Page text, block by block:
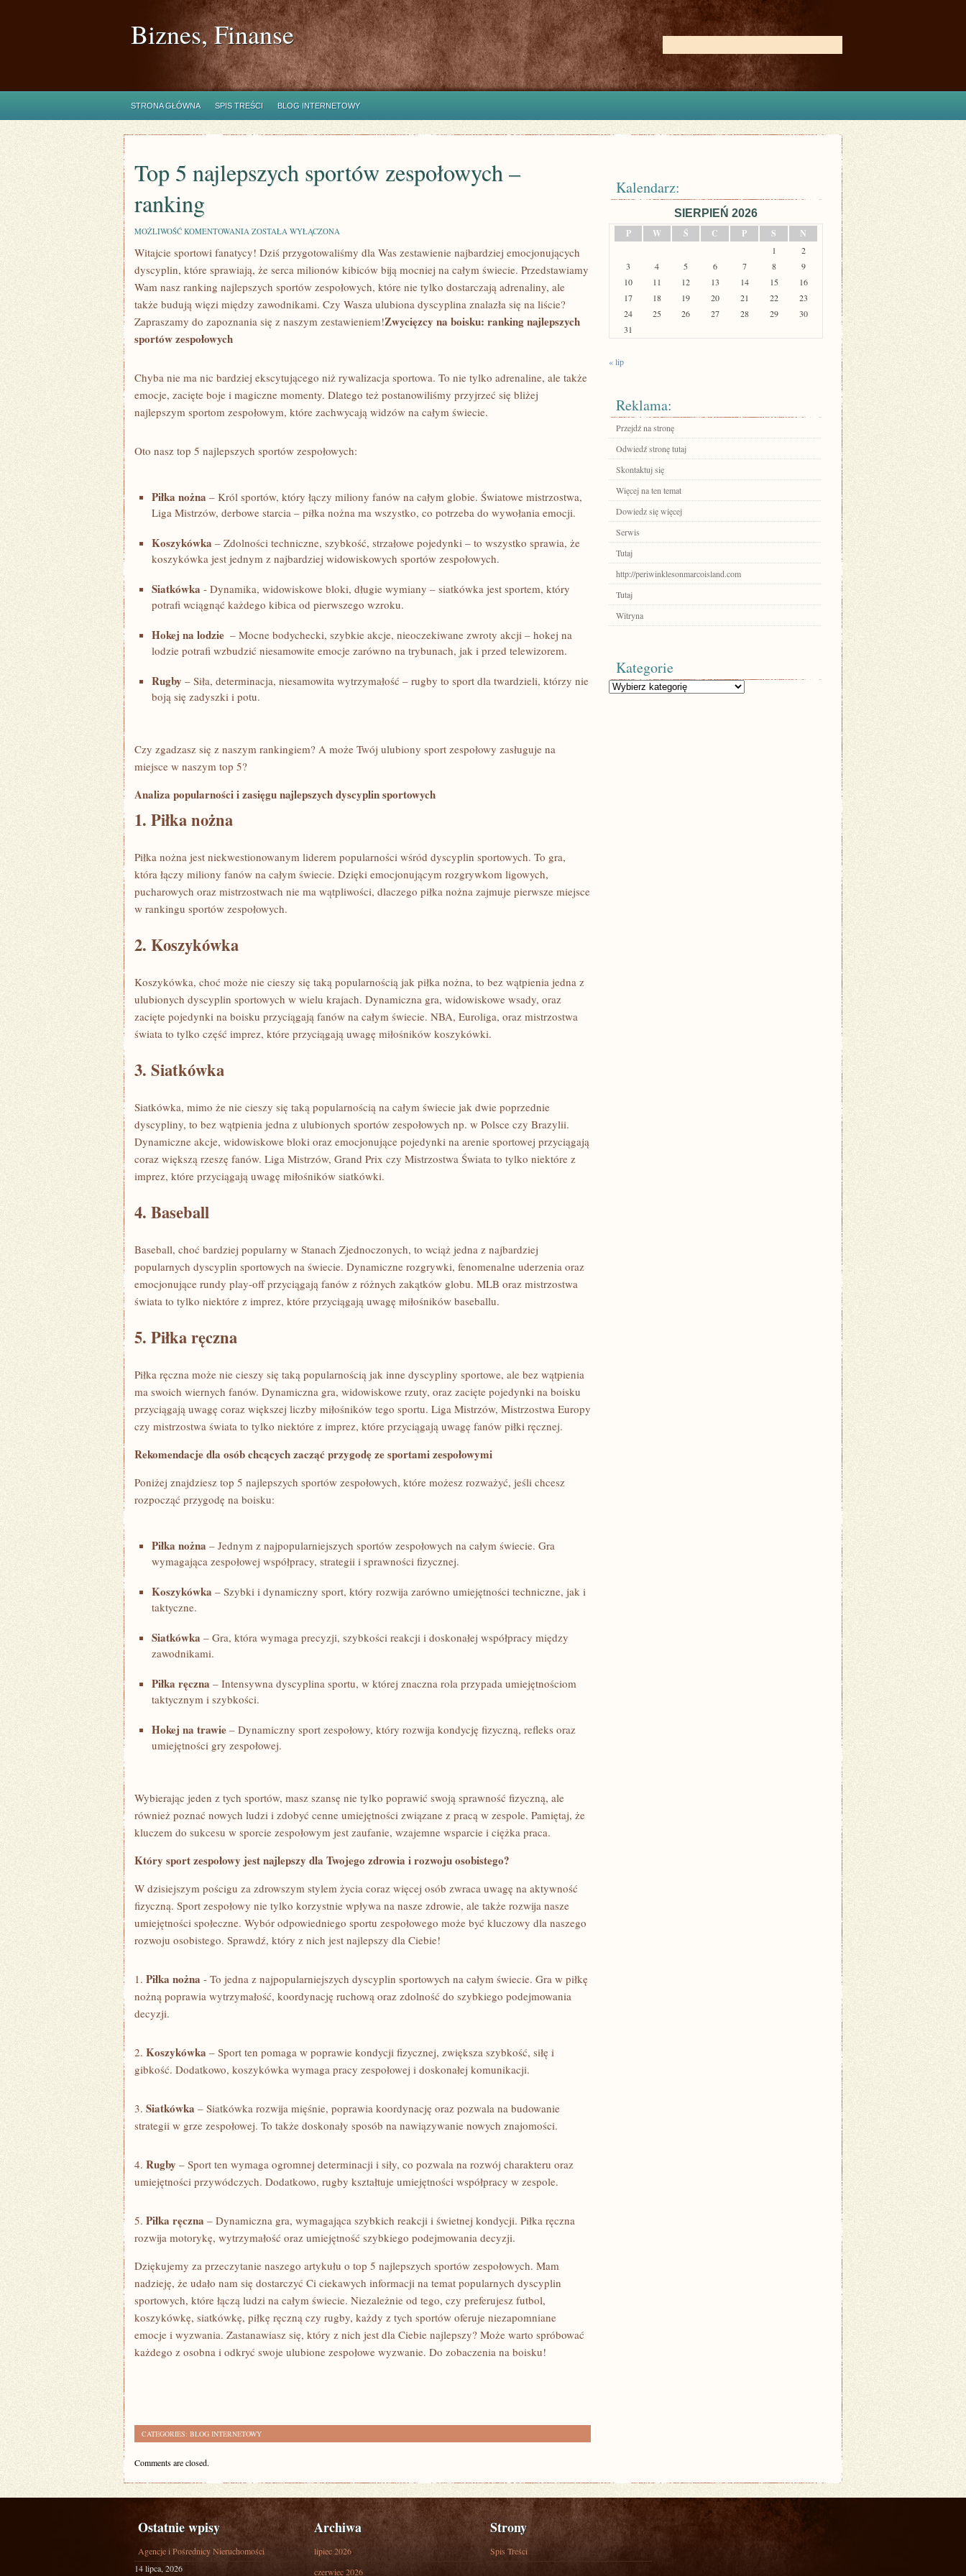
Biznes, Finanse
STRONA GŁÓWNA SPIS TREŚCI BLOG INTERNETOWY
Top 5 najlepszych sportów zespołowych –
ranking
MOŻLIWOŚĆ KOMENTOWANIA TOP
NAJLEPSZYCH
ZESPOŁOWYCH
–
RANKING
ZOSTAŁA WYŁĄCZONA
Witajcie sportowi fanatycy! Dziś przygotowaliśmy dla Was zestawienie ⁢najbardziej⁢ emocjonujących
dyscyplin, które sprawiają, że serca milionów kibiców biją mocniej na całym ​świecie. Przedstawiamy
Wam nasz ranking najlepszych sportów zespołowych, które nie tylko​ dostarczają⁣ adrenaliny, ale
także budują więzi między zawodnikami. Czy Wasza ​ulubiona dyscyplina ‌znalazła‍ się⁣ na liście?
⁣Zapraszamy do zapoznania się z naszym zestawieniem!Zwycięzcy na boisku: ranking najlepszych
sportów ⁣zespołowych
Chyba nie ma nic bardziej ekscytującego niż rywalizacja sportowa. To ⁣nie tylko adrenaline,⁢ ale także
emocje,‍ zacięte boje i magiczne momenty. Dlatego też⁢ postanowiliśmy przyjrzeć‍ się bliżej
najlepszym sportom ⁣zespołowym, które zachwycają widzów na całym⁢ świecie.
Oto nasz top 5 najlepszych sportów zespołowych:
Piłka nożna – Król sportów, który łączy miliony fanów na całym globie. Światowe mistrzostwa,
Liga Mistrzów, derbowe starcia – piłka nożna‍ ma wszystko, co potrzeba do wywołania emocji.
Koszykówka – ⁣Zdolności techniczne, ⁤szybkość,‌ strzałowe pojedynki – to wszystko⁢ sprawia,⁢ że
koszykówka jest jednym z najbardziej widowiskowych sportów zespołowych.
Siatkówka -​ Dynamika, widowiskowe bloki, ⁣długie wymiany – siatkówka ⁢jest sportem, ​który
potrafi wciągnąć każdego kibica od pierwszego wzroku.
Hokej na lodzie ⁣ – Mocne bodychecki, szybkie akcje, nieoczekiwane zwroty‌ akcji – ‍hokej na
‍lodzie potrafi wzbudzić niesamowite emocje zarówno na trybunach, jak i‌ przed telewizorem.
Rugby – Siła, determinacja, niesamowita wytrzymałość – rugby to sport dla twardzieli, którzy ​nie
boją się ‌zadyszki i⁢ potu.
Czy⁢ zgadzasz się z naszym rankingiem? A ​może Twój ulubiony‍ sport⁤ zespołowy⁢ zasługuje na⁤
miejsce w naszym top ‍5?
Analiza popularności i zasięgu najlepszych dyscyplin sportowych
1. Piłka nożna
Piłka nożna jest niekwestionowanym ‍liderem ​popularności wśród dyscyplin sportowych. To gra,
która łączy miliony fanów na ⁢całym⁤ świecie. Dzięki emocjonującym rozgrywkom ligowych,​
pucharowych oraz mistrzostwach nie⁢ ma⁤ wątpliwości, dlaczego ⁢piłka nożna zajmuje pierwsze⁣ miejsce
w rankingu sportów ⁤zespołowych.
2. Koszykówka
Koszykówka, choć może nie cieszy się taką popularnością ​jak piłka nożna, to bez wątpienia jedna z
ulubionych ⁢dyscyplin sportowych ⁢w wielu krajach. Dynamiczna gra,⁤ widowiskowe wsady,​ oraz
zacięte pojedynki na boisku przyciągają⁢ fanów na całym świecie. NBA, Euroliga, oraz mistrzostwa
świata to tylko część​ imprez, ⁢które przyciągają uwagę ‌miłośników koszykówki.
3. ⁣Siatkówka
Siatkówka, mimo że nie cieszy ‍się‌ taką popularnością ⁢na całym świecie jak ⁣dwie poprzednie ​
dyscypliny, to bez wątpienia jedna z ulubionych sportów zespołowych np. w Polsce‌ czy Brazylii.
Dynamiczne akcje,⁤ widowiskowe bloki oraz emocjonujące pojedynki na arenie sportowej przyciągają
coraz większą rzeszę fanów. ‌Liga Mistrzów, Grand Prix czy Mistrzostwa Świata to tylko niektóre z
imprez, które przyciągają uwagę miłośników siatkówki.
4. Baseball
Baseball, ​choć bardziej popularny ​w Stanach Zjednoczonych, to wciąż jedna z ⁢najbardziej
popularnych ‍dyscyplin sportowych na ⁣świecie. Dynamiczne rozgrywki, fenomenalne⁢ uderzenia oraz
emocjonujące rundy play-off ​przyciągają fanów z różnych zakątków globu.⁢ MLB oraz ​mistrzostwa
świata to tylko​ niektóre z imprez, które przyciągają uwagę miłośników baseballu.
5. Piłka ręczna
Piłka ręczna może nie cieszy się taką popularnością jak inne dyscypliny sportowe, ale bez wątpienia
ma swoich wiernych⁤ fanów. Dynamiczna gra, widowiskowe rzuty, oraz zacięte pojedynki na ​boisku
przyciągają uwagę coraz większej ⁣liczby miłośników tego sportu.⁤ Liga Mistrzów, ⁣Mistrzostwa⁢ Europy
czy mistrzostwa świata to tylko niektóre z imprez, które przyciągają uwagę fanów piłki ręcznej.
Rekomendacje dla osób chcących zacząć przygodę ze sportami ‌zespołowymi
Poniżej znajdziesz top 5 najlepszych sportów zespołowych, które możesz rozważyć, jeśli chcesz
rozpocząć przygodę na boisku:
Piłka ⁤nożna – Jednym z najpopularniejszych ​sportów zespołowych na całym świecie. Gra‌
wymagająca​ zespołowej współpracy, strategii i​ sprawności fizycznej.
Koszykówka – Szybki i ⁢dynamiczny ‍sport, ⁢który rozwija zarówno umiejętności techniczne, jak i
taktyczne.
Siatkówka – Gra, która ⁣wymaga precyzji, szybkości reakcji i doskonałej współpracy między
zawodnikami.
Piłka ręczna – Intensywna dyscyplina sportu, w której znaczna rola przypada umiejętnościom
taktycznym i szybkości.
Hokej na trawie – Dynamiczny sport zespołowy, który rozwija kondycję fizyczną, ⁢refleks oraz
umiejętności gry ⁣zespołowej.
Wybierając jeden z tych sportów, masz szansę nie tylko poprawić swoją sprawność fizyczną, ale
⁣również ⁢poznać nowych ludzi i zdobyć cenne umiejętności ⁢związane z pracą w zespole. Pamiętaj, że ​
kluczem do sukcesu w sporcie zespołowym jest zaufanie, wzajemne wsparcie i ⁢ciężka praca.
Który sport zespołowy jest najlepszy dla Twojego zdrowia i rozwoju osobistego?
W dzisiejszym pościgu za zdrowszym stylem życia coraz ⁤więcej osób zwraca uwagę ‌na aktywność
fizyczną. Sport zespołowy ⁤nie tylko korzystnie wpływa‌ na nasze zdrowie, ale także rozwija nasze
umiejętności społeczne. Wybór odpowiedniego​ sportu zespołowego‍ może być kluczowy dla naszego
rozwoju osobistego. Sprawdź, który z ​nich jest najlepszy dla Ciebie!
1. Piłka nożna -⁤ To​ jedna z najpopularniejszych dyscyplin sportowych na całym świecie. Gra ⁣w piłkę
nożną poprawia wytrzymałość, koordynację ruchową oraz zdolność do szybkiego⁢ podejmowania
decyzji.
2. Koszykówka – Sport ‌ten pomaga w poprawie‌ kondycji fizycznej, zwiększa szybkość, siłę i
gibkość. Dodatkowo, koszykówka wymaga pracy zespołowej ‍i doskonałej komunikacji.
3. Siatkówka – Siatkówka rozwija ⁤mięśnie, poprawia koordynację oraz ⁣pozwala na budowanie
strategii⁤ w grze zespołowej. ‌To⁤ także⁢ doskonały ⁣sposób na nawiązywanie nowych znajomości.
4. Rugby – Sport ⁤ten⁣ wymaga ogromnej determinacji i siły, co pozwala na⁢ rozwój charakteru oraz
umiejętności przywódczych. Dodatkowo, ​rugby kształtuje umiejętności współpracy ⁣w zespole.
5. Piłka ręczna – Dynamiczna ​gra, wymagająca szybkich reakcji i świetnej kondycji. Piłka ręczna
rozwija‌ motorykę, ⁣wytrzymałość oraz⁣ umiejętność szybkiego ‍podejmowania decyzji.
Dziękujemy za przeczytanie⁤ naszego artykułu o ‌top 5 najlepszych⁢ sportów zespołowych.⁢ Mam
nadzieję, że udało nam⁤ się dostarczyć Ci ciekawych informacji na temat popularnych dyscyplin
‍sportowych, które łączą⁤ ludzi na całym ‍świecie. ⁤Niezależnie od tego, czy preferujesz futbol,
koszykówkę, siatkówkę, piłkę ‍ręczną ‌czy rugby, każdy z tych sportów oferuje niezapomniane
emocje ⁤i wyzwania. Zastanawiasz ‍się, który ‍z ​nich jest dla Ciebie najlepszy? Może warto spróbować
⁢każdego ‍z osobna ​i odkryć ⁢swoje ulubione zespołowe wyzwanie. Do⁣ zobaczenia na boisku!
CATEGORIES: BLOG INTERNETOWY
Comments are closed.
Kalendarz:
SIERPIEŃ 2026
P
W Ś C P S N
1
2
3
4 5 6 7 8
9
10
11 12 13 14 15
16
17
18 19 20 21 22
23
24
25 26 27 28 29
30
31
« lip
Reklama:
Przejdź na stronę
Odwiedź stronę tutaj
Skontaktuj się
Więcej na ten temat
Dowiedz się więcej
Serwis
Tutaj
http://periwinklesonmarcoisland.com
Tutaj
Witryna
Kategorie
Kategorie
Ostatnie wpisy
Agencje i Pośrednicy Nieruchomości
14 lipca, 2026
Archiwa
lipiec 2026
czerwiec 2026
Strony
Spis Treści